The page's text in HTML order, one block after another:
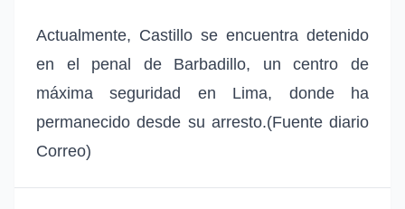
Actualmente, Castillo se encuentra detenido
en el penal de Barbadillo, un centro de
máxima seguridad en Lima, donde ha
permanecido desde su arresto.(Fuente diario
Correo)